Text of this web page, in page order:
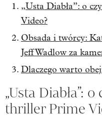
„Usta Diabła”: o
Video?
Obsada i twórcy:
Jeff Wadlow za
Dlaczego warto
„Usta Diabła”:
thriller Prime